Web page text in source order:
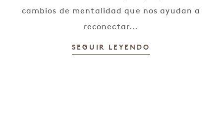
cambios de mentalidad que nos ayudan a
reconectar...
SEGUIR LEYENDO